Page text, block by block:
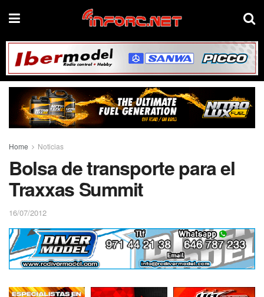
Home Noticias
Bolsa de transporte para el
Traxxas Summit
16/07/2012